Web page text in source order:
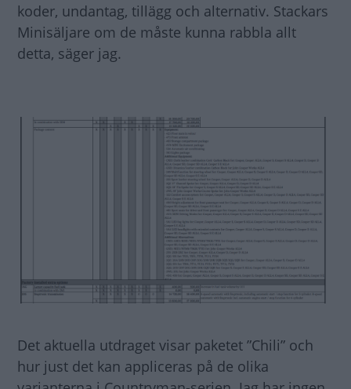
koder, undantag, tillägg och alternativ. Stackars
Minisäljare om de måste kunna rabbla allt
detta, säger jag.
Det aktuella utdraget visar paketet ”Chili” och
hur just det kan appliceras på de olika